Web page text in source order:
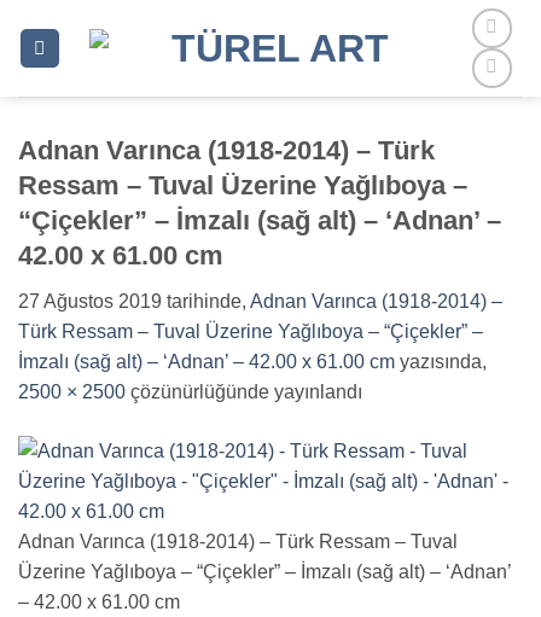
Adnan Varınca (1918-2014) – Türk
Ressam – Tuval Üzerine Yağlıboya –
“Çiçekler” – İmzalı (sağ alt) – ‘Adnan’ –
42.00 x 61.00 cm
27 Ağustos 2019 tarihinde, Adnan Varınca (1918-2014) –
Türk Ressam – Tuval Üzerine Yağlıboya – “Çiçekler” –
İmzalı (sağ alt) – ‘Adnan’ – 42.00 x 61.00 cm yazısında,
2500 × 2500 çözünürlüğünde yayınlandı
Adnan Varınca (1918-2014) – Türk Ressam – Tuval
Üzerine Yağlıboya – “Çiçekler” – İmzalı (sağ alt) – ‘Adnan’
– 42.00 x 61.00 cm